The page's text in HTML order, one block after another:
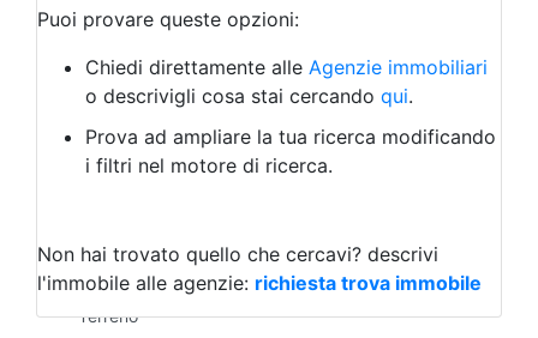
Bar/Ristorante
Albergo
Laboratorio Artigianale
Negozio/locale commerciale
Agriturismo
Magazzini
Qualsiasi
Terreno edificabile
Terreno
Puoi provare queste opzioni:
Chiedi direttamente alle Agenzie immobiliari
o descrivigli cosa stai cercando qui.
Prova ad ampliare la tua ricerca modificando
i filtri nel motore di ricerca.
Non hai trovato quello che cercavi? descrivi
l'immobile alle agenzie: richiesta trova immobile